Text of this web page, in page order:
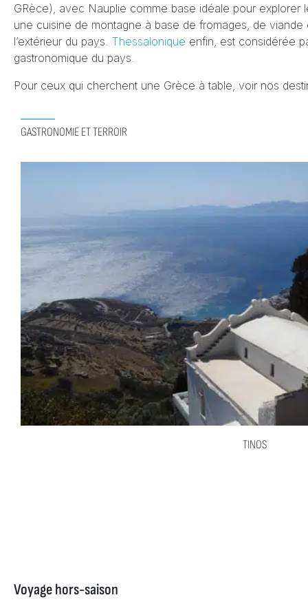
GRèce), avec Nauplie comme base idéale pour explorer
une cuisine de montagne à base de fromages, de
l’extérieur du pays. Thessalonique enfin, est considérée
gastronomique du pays.
Pour ceux qui cherchent une Grèce à table, voir nos
GASTRONOMIE ET TERROIR
TINOS
Voyage hors-saison